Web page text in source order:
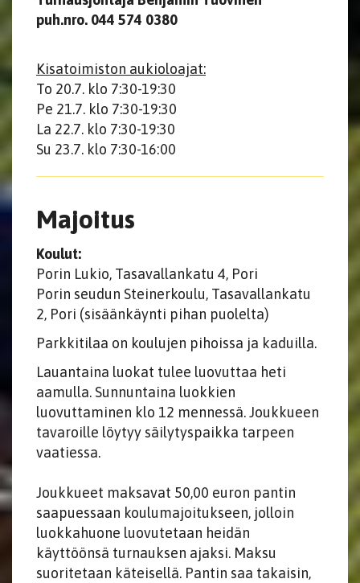
puh.nro. 044 574 0380
Kisatoimiston aukioloajat:
To 20.7. klo 7:30-19:30
Pe 21.7. klo 7:30-19:30
La 22.7. klo 7:30-19:30
Su 23.7. klo 7:30-16:00
Majoitus
Koulut:
Porin Lukio, Tasavallankatu 4, Pori
Porin seudun Steinerkoulu, Tasavallankatu
2, Pori (sisäänkäynti pihan puolelta)
Parkkitilaa on koulujen pihoissa ja kaduilla.
Lauantaina luokat tulee luovuttaa heti
aamulla. Sunnuntaina luokkien
luovuttaminen klo 12 mennessä. Joukkueen
tavaroille löytyy säilytyspaikka tarpeen
vaatiessa.
Joukkueet maksavat 50,00 euron pantin
saapuessaan koulumajoitukseen, jolloin
luokkahuone luovutetaan heidän
käyttöönsä turnauksen ajaksi. Maksu
suoritetaan käteisellä. Pantin saa takaisin,